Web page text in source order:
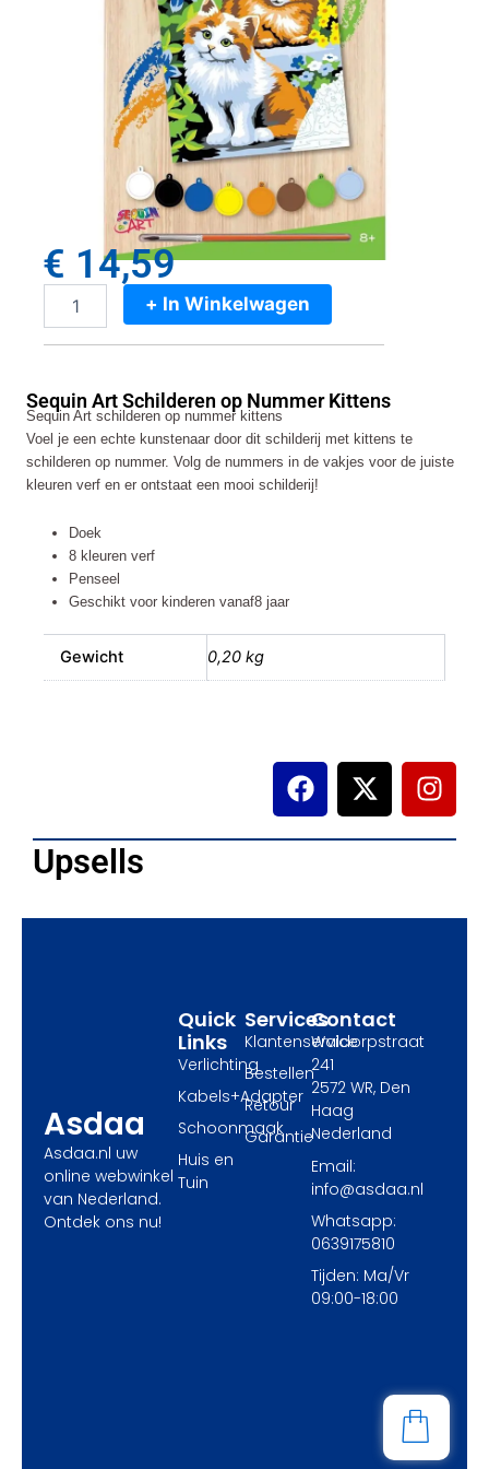
€ 14,59
Sequin
Nummer
Kittens
aantal
+ In Winkelwagen
Sequin Art Schilderen op Nummer Kittens
Sequin Art schilderen op nummer kittens
Voel je een echte kunstenaar door dit schilderij met kittens te
schilderen op nummer. Volg de nummers in de vakjes voor de juiste
kleuren verf en er ontstaat een mooi schilderij!
Doek
8 kleuren verf
Penseel
Geschikt voor kinderen vanaf8 jaar
Gewicht 0,20 kg
F
a
o
X
-
t
I
n
g
Upsells
Asdaa
Asdaa.nl uw
online webwinkel
van Nederland.
Ontdek ons nu!
Services
Klantenservice
Bestellen
Retour
Garantie
Quick
Links
Verlichting
Kabels+Adapter
Schoonmaak
Huis en
Tuin
Contact
Waldorpstraat
241
2572 WR, Den
Haag
Nederland
Email:
info@asdaa.nl
Whatsapp:
0639175810
Tijden: Ma/Vr
09:00-18:00